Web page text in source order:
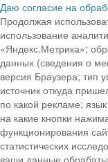
Даю согласие на
Продолжая
использование
«Яндекс.Метрика»;
данных (сведения о
версия Браузера; тип
источник откуда
по какой рекламе;
на какие кнопки
функционирования
статистических
ваши данные